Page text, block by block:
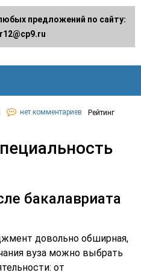
нет комментариев Рейтинг
бакалавриата
довольно обширная,
вуза можно выбрать
от
предложений по сайту: